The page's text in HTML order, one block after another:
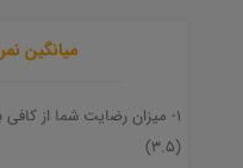
میانگین
1- میزان رضایت شما از کافی
(3.5)